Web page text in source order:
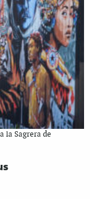
la Sagrera de